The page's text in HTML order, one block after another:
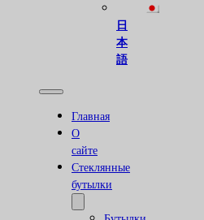
日
本
語
Главная
О
сайте
Стеклянные
бутылки